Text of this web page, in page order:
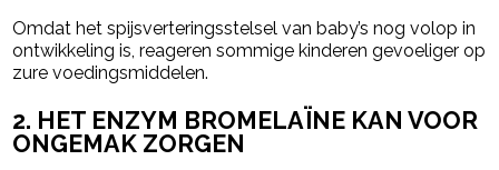
Omdat het spijsverteringsstelsel van baby’s nog volop in
ontwikkeling is, reageren sommige kinderen gevoeliger op
zure voedingsmiddelen.
2. HET ENZYM BROMELAÏNE KAN VOOR
ONGEMAK ZORGEN